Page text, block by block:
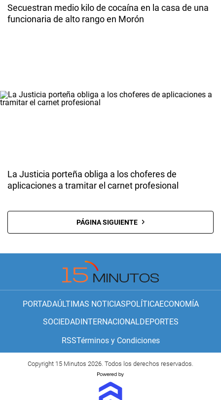
Secuestran medio kilo de cocaína en la casa de una
funcionaria de alto rango en Morón
La Justicia porteña obliga a los choferes de
aplicaciones a tramitar el carnet profesional
PÁGINA SIGUIENTE
PORTADAÚLTIMAS NOTICIASPOLÍTICAECONOMÍA
SOCIEDADINTERNACIONALDEPORTES
RSSTérminos y Condiciones
Copyright 15 Minutos 2026. Todos los derechos reservados.